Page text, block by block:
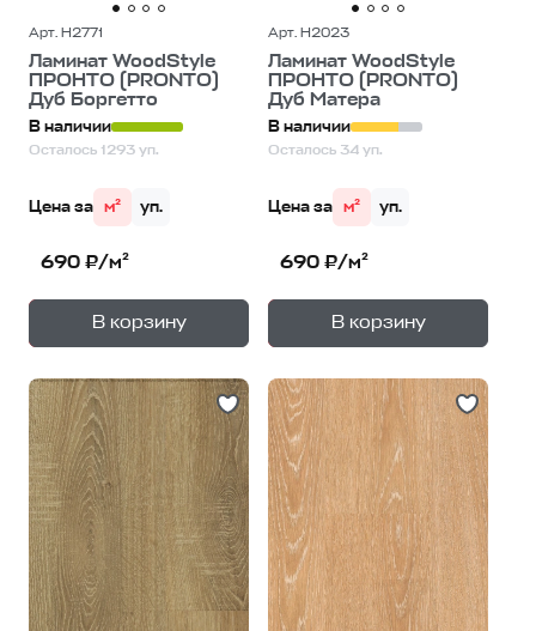
Арт. H2771
Ламинат WoodStyle
ПРОНТО (PRONTO)
Дуб Боргетто
В наличии
Осталось 1293 уп.
Цена за м² уп.
690 ₽/м²
В корзину
— 1уп.
Арт. H2023
Ламинат WoodStyle
ПРОНТО (PRONTO)
Дуб Матера
В наличии
Осталось 34 уп.
Цена за м² уп.
690 ₽/м²
В корзину
— 1уп.